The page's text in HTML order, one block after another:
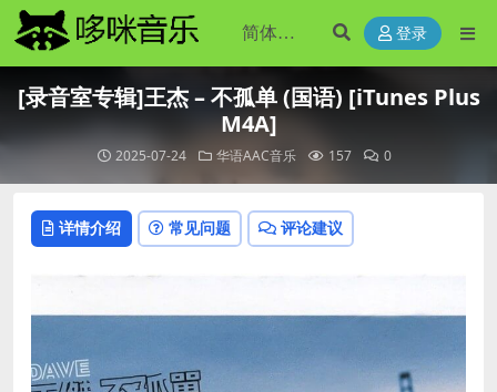
登录
[录音室专辑]王杰 – 不孤单 (国语) [iTunes Plus
M4A]
2025-07-24 华语AAC音乐 157 0
详情介绍 常见问题 评论建议